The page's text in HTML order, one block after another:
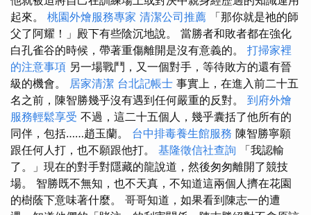
起來。 桃園外燴服務專家 清潔公司推薦 「那你就是祂的師
父了阿耀！」殿下有些陰沉地說。 當勝者和敗者都在強化
白孔雀谷的時候，帶著重傷離開是沒有意義的。 打掃家裡
的注意事項 另一場戰鬥，又一個對手，等待敗方的還有晉
級的機會。 居家清潔 台北記帳士 事實上，在進入前二十五
名之前，陳智勝幾乎沒有遇到任何嚴重的反對。 到府外燴
服務輕鬆享受 不過，這二十五個人，幾乎囊括了他所有的
同伴，包括……趙玉蘭。 台中排毒養生館服務 陳智勝寧願
跟任何人打，也不願跟他打。 基隆徵信社查詢 「我認輸
了。」現在的對手對隱藏的龍說道，然後匆匆離開了競技
場。 智勝既不無知，也不天真，不知道這兩個人擠在花園
的樹蔭下意味著什麼。 哥哥知道，如果看到陳志一的遭